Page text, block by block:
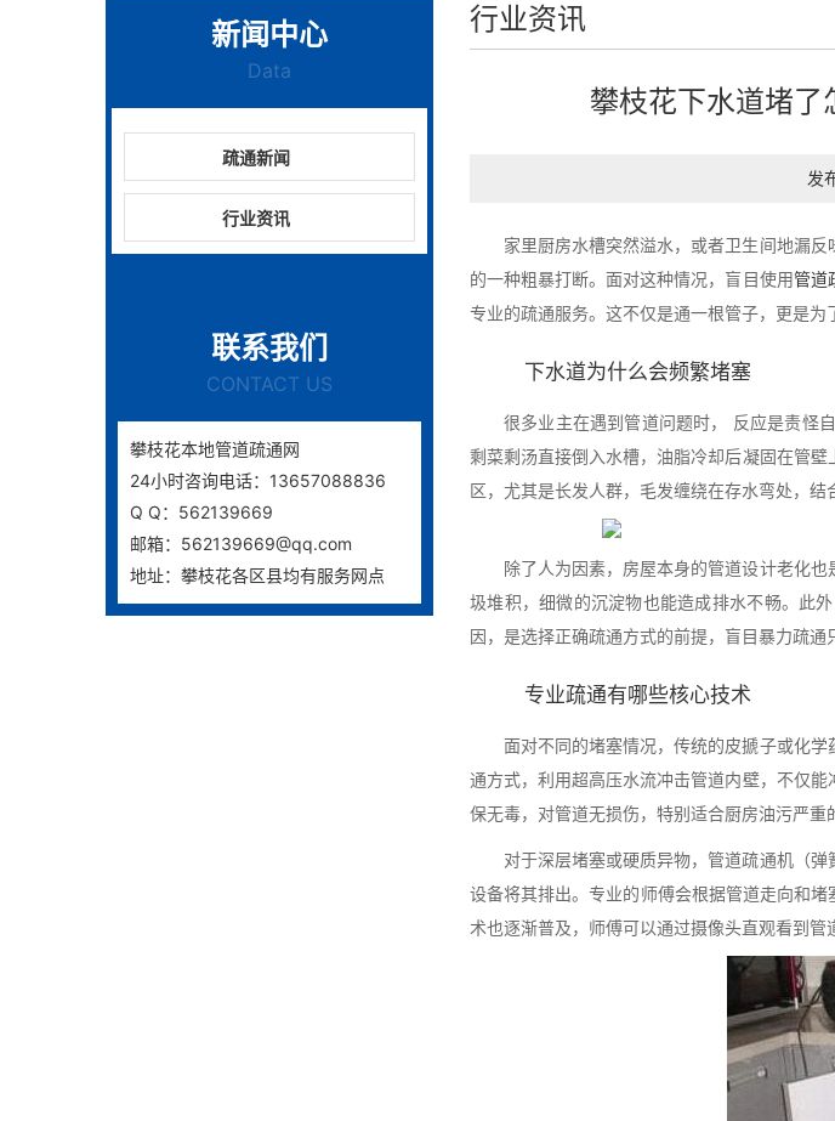
新闻中心
Data
疏通新闻
行业资讯
联系我们
CONTACT US
攀枝花本地管道疏通网
24小时咨询电话：13657088836
Q Q：562139669
邮箱：562139669@qq.com
地址：攀枝花各区县均有服务网点
行业资讯
攀枝花下水道堵
发
家里厨房水槽突然溢水，或者卫生间地漏
的一种粗暴打断。面对这种情况，盲目使用管道
专业的疏通服务。这不仅是通一根管子，更是为
下水道为什么会频繁堵塞
很多业主在遇到管道问题时， 反应是责怪
剩菜剩汤直接倒入水槽，油脂冷却后凝固在管
区，尤其是长发人群，毛发缠绕在存水弯处，结
除了人为因素，房屋本身的管道设计老化
圾堆积，细微的沉淀物也能造成排水不畅。此
因，是选择正确疏通方式的前提，盲目暴力疏通
专业疏通有哪些核心技术
面对不同的堵塞情况，传统的皮搋子或化
通方式，利用超高压水流冲击管道内壁，不仅
保无毒，对管道无损伤，特别适合厨房油污严重
对于深层堵塞或硬质异物，管道疏通机（
设备将其排出。专业的师傅会根据管道走向和
术也逐渐普及，师傅可以通过摄像头直观看到管